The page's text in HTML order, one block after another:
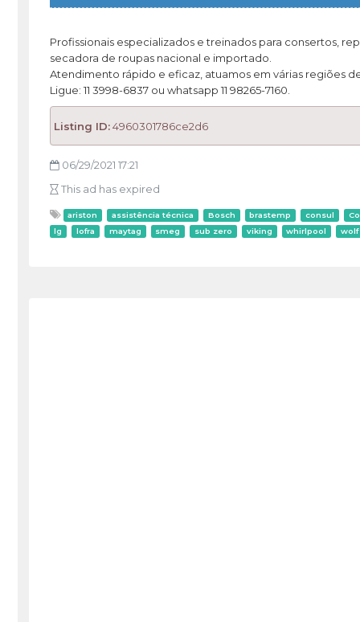
Profissionais especializados e treinados para consertos,
secadora de roupas nacional e importado.
Atendimento rápido e eficaz, atuamos em várias regiões
Ligue: 11 3998-6837 ou whatsapp 11 98265-7160.
Listing ID:4960301786ce2d6
06/29/2021 17:21
This ad has expired
ariston assistência técnica Bosch brastemp consul
lg
lofra maytag smeg sub zero viking whirlpool wolf